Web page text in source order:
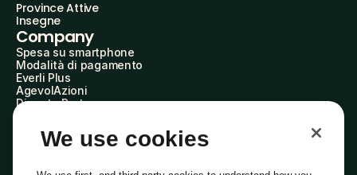
Province Attive
Insegne
Company
Spesa su smartphone
Modalità di pagamento
Everli Plus
AgevolAzioni
Diventa Partner
Everli Shoppers
About Us
We use cookies